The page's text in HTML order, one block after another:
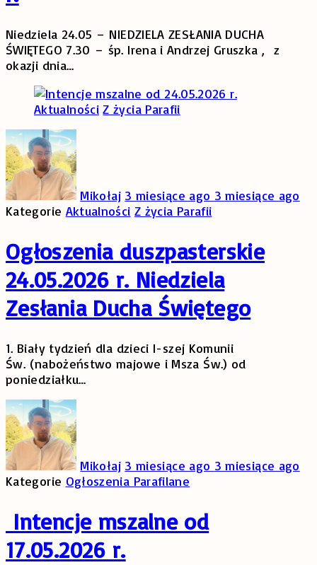
Niedziela 24.05 – NIEDZIELA ZESŁANIA DUCHA
ŚWIĘTEGO 7.30 – śp. Irena i Andrzej Gruszka , z
okazji dnia…
Aktualności Z życia Parafii
Mikołaj 3 miesiące ago 3 miesiące ago
Kategorie Aktualności Z życia Parafii
Ogłoszenia duszpasterskie
24.05.2026 r. Niedziela
Zesłania Ducha Świętego
1. Biały tydzień dla dzieci I-szej Komunii
Św. (nabożeństwo majowe i Msza Św.) od
poniedziałku…
Mikołaj 3 miesiące ago 3 miesiące ago
Kategorie Ogłoszenia Parafilane
Intencje mszalne od
17.05.2026 r.